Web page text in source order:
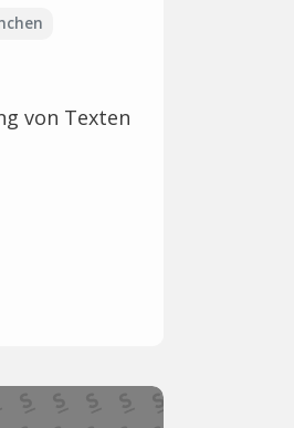
von Texten